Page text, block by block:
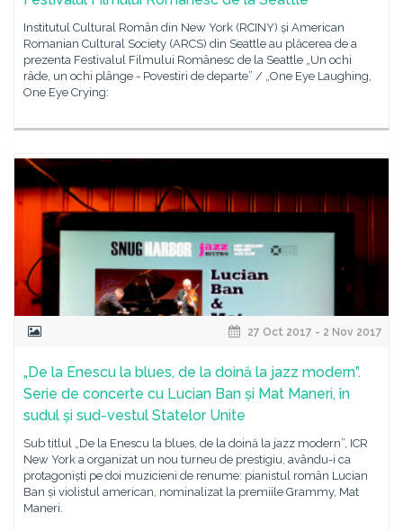
Institutul Cultural Român din New York (RCINY) și American
Romanian Cultural Society (ARCS) din Seattle au plăcerea de a
prezenta Festivalul Filmului Românesc de la Seattle „Un ochi
râde, un ochi plânge - Povestiri de departe” / „One Eye Laughing,
One Eye Crying:
27 Oct 2017 - 2 Nov 2017
„De la Enescu la blues, de la doină la jazz modern”.
Serie de concerte cu Lucian Ban și Mat Maneri, în
sudul și sud-vestul Statelor Unite
Sub titlul „De la Enescu la blues, de la doină la jazz modern”, ICR
New York a organizat un nou turneu de prestigiu, avându-i ca
protagoniști pe doi muzicieni de renume: pianistul român Lucian
Ban și violistul american, nominalizat la premiile Grammy, Mat
Maneri.